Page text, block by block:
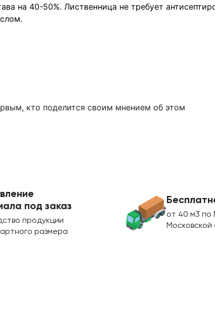
на 40-50%. Лиственница не требует
кто поделится своим мнением об этом
под заказ
продукции
размера
от 40 м3 по
Московской